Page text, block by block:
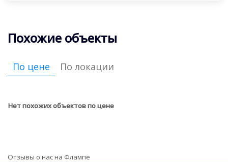
Похожие объекты
По цене По локации
Нет похожих объектов по цене
Отзывы о нас на Флампе